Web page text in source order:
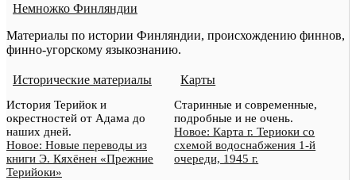
Немножко Финляндии
Материалы по истории Финляндии, происхождению финнов,
финно-угорскому языкознанию.
Исторические материалы
История Терийок и
окрестностей от Адама до
наших дней.
Новое: Новые переводы из
книги Э. Кяхёнен «Прежние
Терийоки»
Карты
Старинные и современные,
подробные и не очень.
Новое: Карта г. Териоки со
схемой водоснабжения 1-й
очереди, 1945 г.